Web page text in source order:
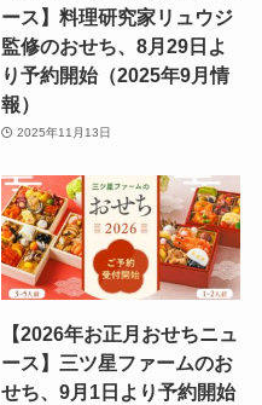
ース】料理研究家リュウジ
監修のおせち、8月29日よ
り予約開始（2025年9月情
報）
2025年11月13日
【2026年お正月おせちニュ
ース】三ツ星ファームのお
せち、9月1日より予約開始